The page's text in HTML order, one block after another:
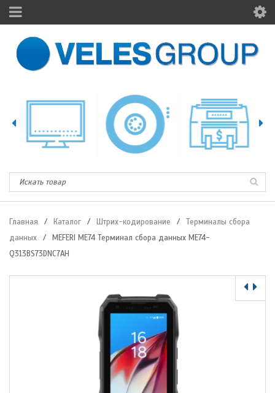
Главная / Каталог / Штрих-кодирование /
Терминалы сбора
данных
/
MEFERI ME74 Терминал сбора данных ME74-
Q313BS73DNC7AH